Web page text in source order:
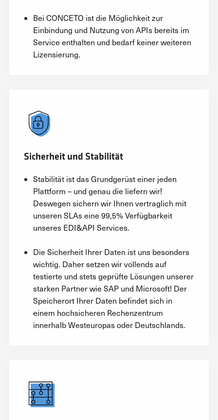
Bei CONCETO ist die Möglichkeit zur
Einbindung und Nutzung von APIs bereits im
Service enthalten und bedarf keiner weiteren
Lizensierung.
Sicherheit und Stabilität
Stabilität ist das Grundgerüst einer jeden
Plattform – und genau die liefern wir!
Deswegen sichern wir Ihnen vertraglich mit
unseren SLAs eine 99,5% Verfügbarkeit
unseres EDI&API Services.
Die Sicherheit Ihrer Daten ist uns besonders
wichtig. Daher setzen wir vollends auf
testierte und stets geprüfte Lösungen unserer
starken Partner wie SAP und Microsoft! Der
Speicherort Ihrer Daten befindet sich in
einem hochsicheren Rechenzentrum
innerhalb Westeuropas oder Deutschlands.